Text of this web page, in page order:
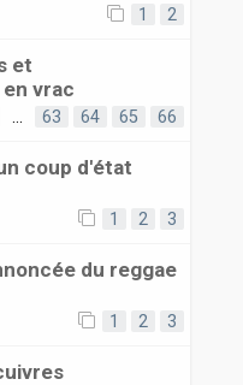
1 2
et
vrac
63 64 65 66
coup d'état
1 2 3
du reggae
1 2 3